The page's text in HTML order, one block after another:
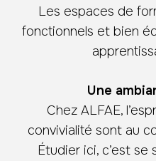
Les espaces de
fonctionnels et bien
Une
Chez ALFAE,
convivialité sont au
Étudier ici, c’est